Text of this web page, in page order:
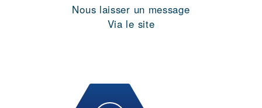
Nous laisser un message
Via le site